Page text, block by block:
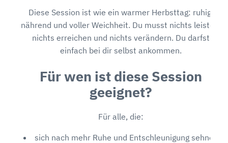
Diese Session ist wie ein warmer Herbsttag: ruhig,
nährend und voller Weichheit. Du musst nichts leisten,
nichts erreichen und nichts verändern. Du darfst
einfach bei dir selbst ankommen.
Für wen ist diese Session
geeignet?
Für alle, die:
sich nach mehr Ruhe und Entschleunigung sehnen